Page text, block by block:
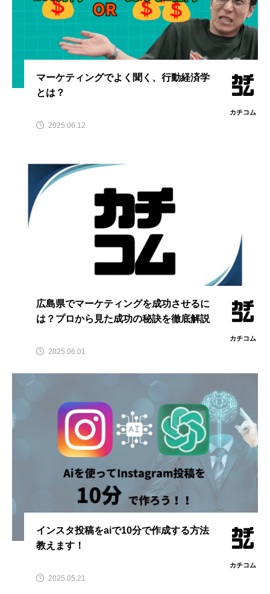
マーケティングでよく聞く、行動経済学
とは？
カチコム
2025.06.12
広島県でマーケティングを成功させるに
は？プロから見た成功の秘訣を徹底解説
カチコム
2025.06.01
インスタ投稿をaiで10分で作成する方法
教えます！
カチコム
2025.05.21